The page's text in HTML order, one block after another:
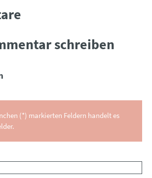
schreiben
(*) markierten Feldern handelt es